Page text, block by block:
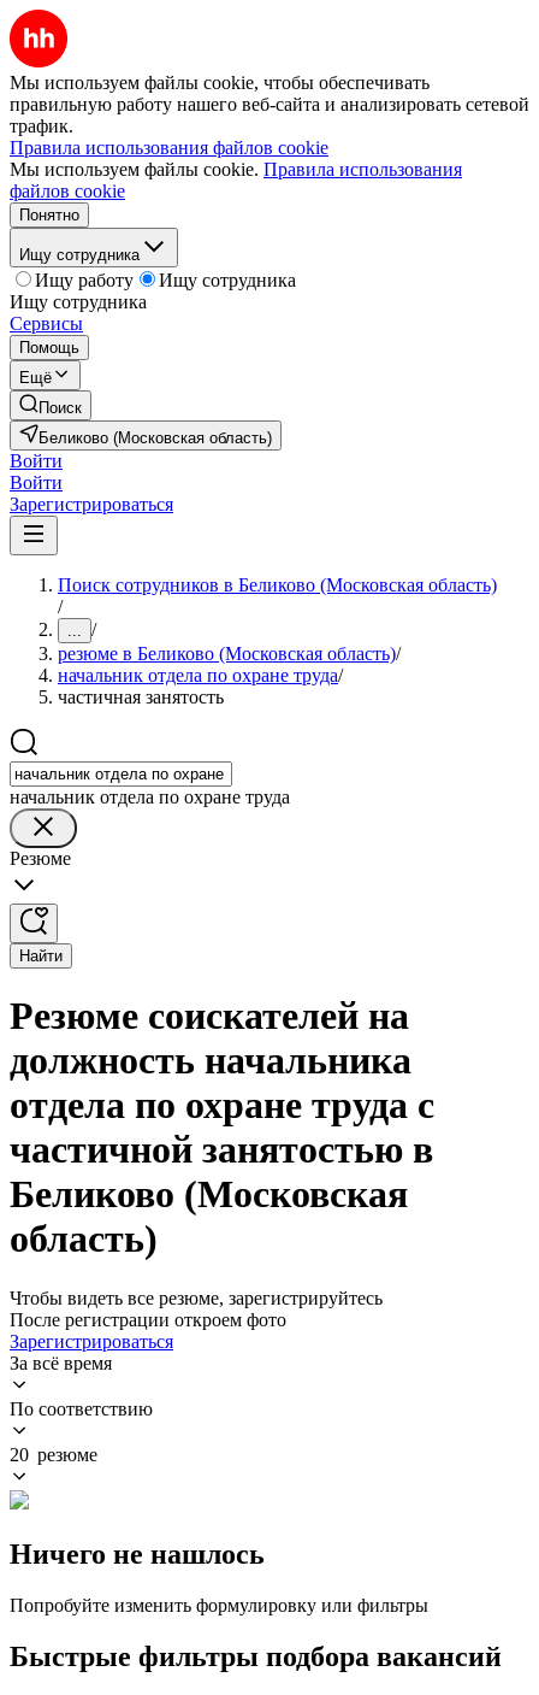
Мы используем файлы cookie, чтобы обеспечивать
правильную работу нашего веб-сайта и анализировать сетевой
трафик.
Правила использования файлов cookie
Мы используем файлы cookie. Правила использования
файлов cookie
Понятно
Ищу сотрудника
Ищу работу
Ищу сотрудника
Ищу сотрудника
Сервисы
Помощь
Ещё
Поиск
Беликово (Московская область)
Войти
Войти
Зарегистрироваться
Поиск сотрудников в Беликово (Московская область)
/
... /
резюме в Беликово (Московская область)/
начальник отдела по охране труда/
частичная занятость
начальник отдела по охране труда
Резюме
Найти
Резюме соискателей на
должность начальника
отдела по охране труда с
частичной занятостью в
Беликово (Московская
область)
Чтобы видеть все резюме, зарегистрируйтесь
После регистрации откроем фото
Зарегистрироваться
За всё время
По соответствию
20 резюме
Ничего не нашлось
Попробуйте изменить формулировку или фильтры
Быстрые фильтры подбора вакансий